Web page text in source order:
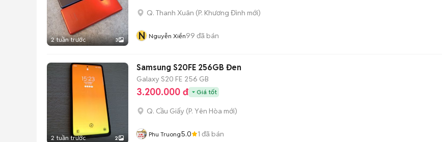
2 tuần trước 3
Q. Thanh Xuân (P. Khương Đình mới)
N Nguyễn Xiển99 đã bán
2 tuần trước 2
Samsung S20FE 256GB Đen
Galaxy S20 FE 256 GB
3.200.000 đ Giá tốt
Q. Cầu Giấy (P. Yên Hòa mới)
Phu Truong5.0 1 đã bán